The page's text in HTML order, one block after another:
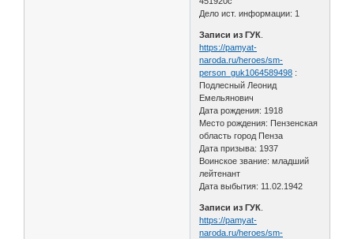
Дело ист. информации: 1
Записи из ГУК
https://pamyat-
naroda.ru/heroes/sm-
person_guk1064589498 :
Подлесный Леонид
Емельянович
Дата рождения: 1918
Место рождения: Пензенская
область город Пенза
Дата призыва: 1937
Воинское звание: младший
лейтенант
Дата выбытия: 11.02.1942
Записи из ГУК
https://pamyat-
naroda.ru/heroes/sm-